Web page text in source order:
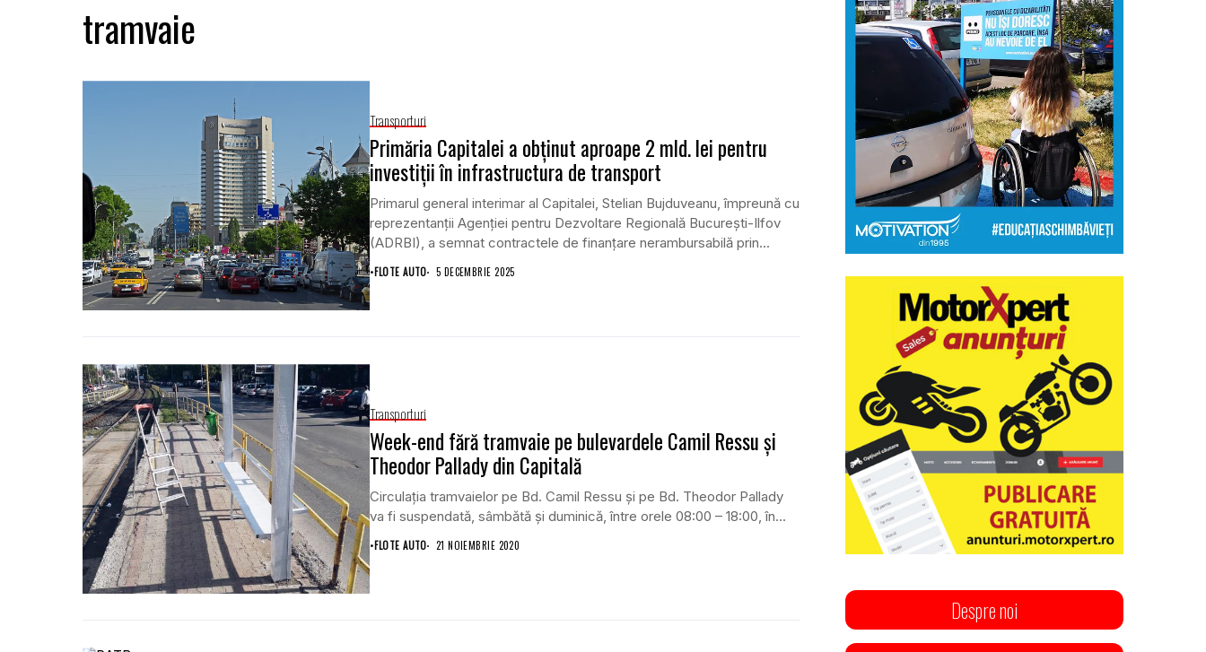
tramvaie
Transporturi
Primăria Capitalei a obținut aproape 2 mld. lei pentru
investiții în infrastructura de transport
Primarul general interimar al Capitalei, Stelian Bujduveanu, împreună cu
reprezentanții Agenției pentru Dezvoltare Regională București-Ilfov
(ADRBI), a semnat contractele de finanțare nerambursabilă prin...
•FLOTE AUTO 5 DECEMBRIE 2025
Transporturi
Week-end fără tramvaie pe bulevardele Camil Ressu şi
Theodor Pallady din Capitală
Circulaţia tramvaielor pe Bd. Camil Ressu şi pe Bd. Theodor Pallady
va fi suspendată, sâmbătă şi duminică, între orele 08:00 – 18:00, în...
•FLOTE AUTO 21 NOIEMBRIE 2020
Despre noi